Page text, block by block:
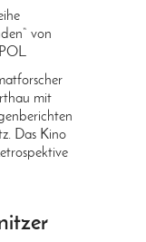
von
mit
Das Kino